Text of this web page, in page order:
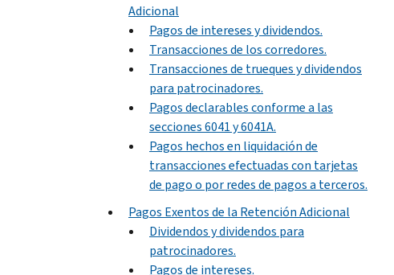
Adicional
Pagos de intereses y dividendos.
Transacciones de los corredores.
Transacciones de trueques y dividendos
para patrocinadores.
Pagos declarables conforme a las
secciones 6041 y 6041A.
Pagos hechos en liquidación de
transacciones efectuadas con tarjetas
de pago o por redes de pagos a terceros.
Pagos Exentos de la Retención Adicional
Dividendos y dividendos para
patrocinadores.
Pagos de intereses.